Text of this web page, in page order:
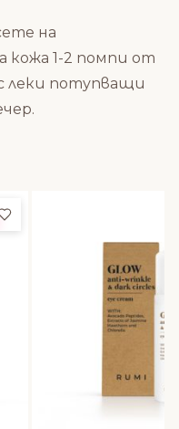
на
кожа 1-2 помпи от
леки потупващи
Добави в любими